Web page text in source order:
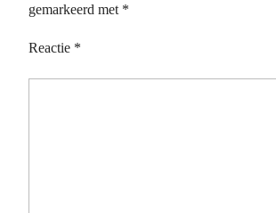
gemarkeerd met *
Reactie *